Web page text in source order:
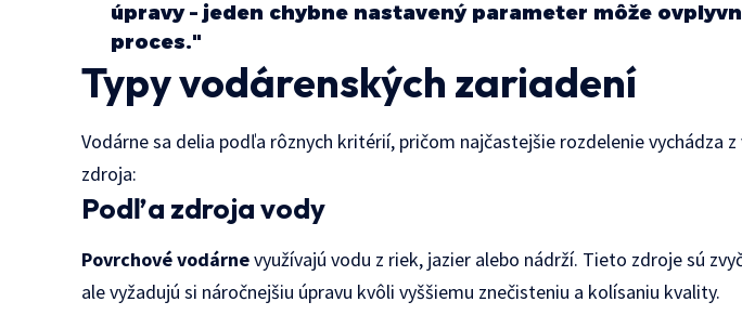
úpravy – jeden chybne nastavený parameter môže
proces."
Typy vodárenských zariadení
Vodárne sa delia podľa rôznych kritérií, pričom najčastejšie rozdelenie vychádza
zdroja:
Podľa zdroja vody
Povrchové vodárnevyužívajú vodu z riek, jazier alebo nádrží. Tieto zdroje sú
ale vyžadujú si náročnejšiu úpravu kvôli vyššiemu znečisteniu a kolísaniu kvality.